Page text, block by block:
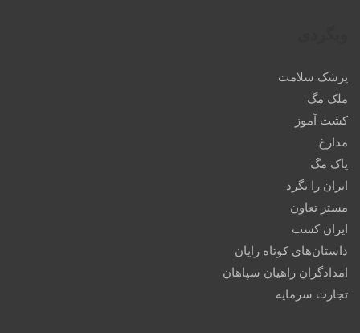
پزشک سلامت
ملک مگ
کشت آموز
مدارخ
پاک مگ
ایران را بگرد
مستر تعاون
ایران کسب
داستان‌های کوتاه رایان
امدادگران راهیان سپاهان
تجارت سرمایه